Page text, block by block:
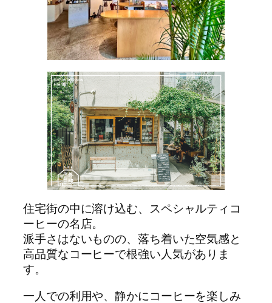
住宅街の中に溶け込む、スペシャルティコ
ーヒーの名店。
派手さはないものの、落ち着いた空気感と
高品質なコーヒーで根強い人気がありま
す。
一人での利用や、静かにコーヒーを楽しみ